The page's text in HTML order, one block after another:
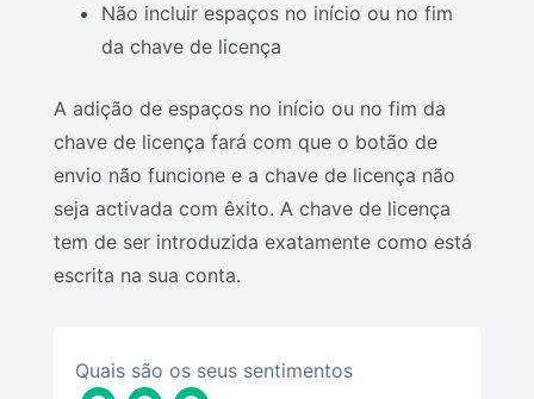
Não incluir espaços no início ou no fim
da chave de licença
A adição de espaços no início ou no fim da
chave de licença fará com que o botão de
envio não funcione e a chave de licença não
seja activada com êxito. A chave de licença
tem de ser introduzida exatamente como está
escrita na sua conta.
Quais são os seus sentimentos